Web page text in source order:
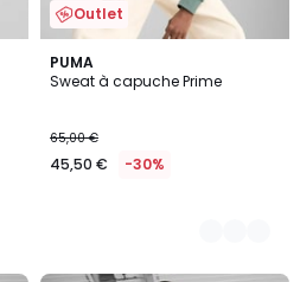
Outlet
PUMA
Sweat à capuche Prime
65,00 €
45,50 € -30%
2
Couleurs